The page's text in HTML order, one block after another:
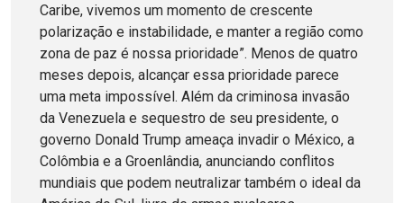
Caribe, vivemos um momento de crescente
polarização e instabilidade, e manter a região como
zona de paz é nossa prioridade”. Menos de quatro
meses depois, alcançar essa prioridade parece
uma meta impossível. Além da criminosa invasão
da Venezuela e sequestro de seu presidente, o
governo Donald Trump ameaça invadir o México, a
Colômbia e a Groenlândia, anunciando conflitos
mundiais que podem neutralizar também o ideal da